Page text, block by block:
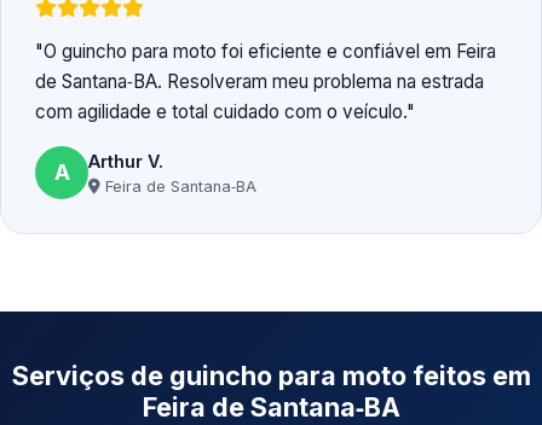
O guincho para moto foi eficiente e confiável em Feira
de Santana‑BA. Resolveram meu problema na estrada
com agilidade e total cuidado com o veículo.
A Arthur V.
Feira de Santana‑BA
Serviços de guincho para moto feitos em
Feira de Santana‑BA